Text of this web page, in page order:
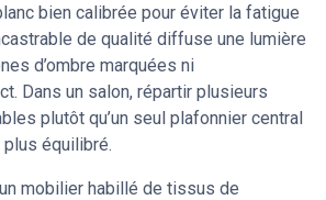
bien calibrée pour éviter la fatigue
de qualité diffuse une lumière
d’ombre marquées ni
Dans un salon, répartir plusieurs
plutôt qu’un seul plafonnier central
équilibré.
mobilier habillé de tissus de